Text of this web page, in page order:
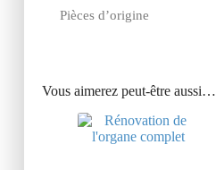
Pièces d’origine
Vous aimerez peut-être aussi…